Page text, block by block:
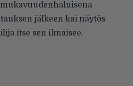
jälkeen kai näytös
itse sen ilmaisee.